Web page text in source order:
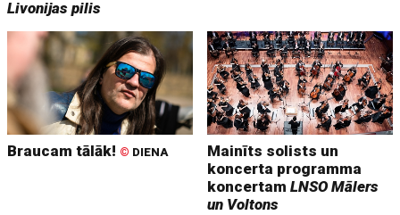
Livonijas pilis
Braucam tālāk! © DIENA
Mainīts solists un
koncerta programma
koncertamLNSO Mālers
un Voltons